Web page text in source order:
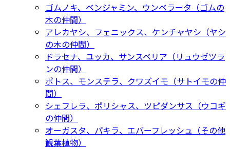
ゴムノキ、ベンジャミン、ウンベラータ（ゴムの
木の仲間）
アレカヤシ、フェニックス、ケンチャヤシ（ヤシ
の木の仲間）
ドラセナ、ユッカ、サンスベリア（リュウゼツラ
ンの仲間）
ポトス、モンステラ、クワズイモ（サトイモの仲
間）
シェフレラ、ポリシャス、ツピダンサス（ウコギ
の仲間）
オーガスタ、パキラ、エバーフレッシュ（その他
観葉植物）